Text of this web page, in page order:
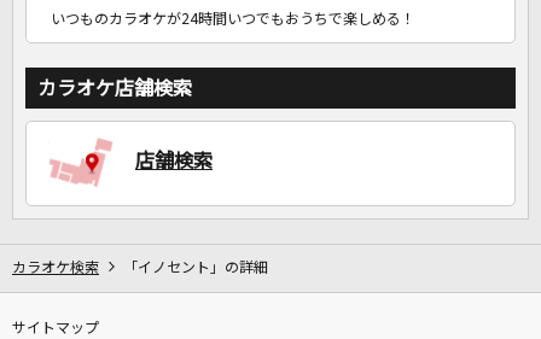
いつものカラオケが24時間いつでもおうちで楽しめる！
カラオケ店舗検索
店舗検索
カラオケ検索 「イノセント」の詳細
サイトマップ